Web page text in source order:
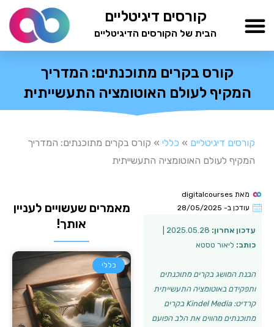
לתוכן
קורסים דיגיטליים
הבית של הקורסים הדיגיטליים
‫קורס בקרים מתוכנתים: המדריך
המקיף לעולם האוטומציה התעשייתית
קורסים דיגיטליים » כללי » ‫קורס בקרים מתוכנתים: המדריך
המקיף לעולם האוטומציה התעשייתית
מאת
עודכן ב- 28/05/2025
עדכון אחרון:
כותב: ליאור טסטא
הבנת המושג בקרים מתוכנתים
ותפקידם באוטומציה התעשייתית
קרדיט: Kindel Media בקרים
מתוכנתים מהווים את הלב הפועם
מאמרים שעשויים לעניין
אותך!
כללי